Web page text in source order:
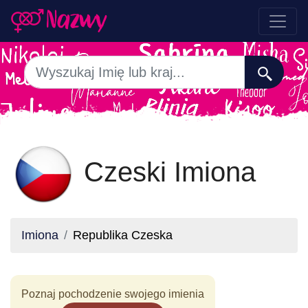
Czeski Imiona
Imiona Republika Czeska
Poznaj pochodzenie swojego imienia